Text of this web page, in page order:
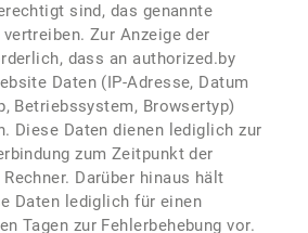
sind, das genannte
Zur Anzeige der
dass an authorized.by
Daten (IP-Adresse, Datum
Betriebssystem, Browsertyp)
Diese Daten dienen lediglich zur
zum Zeitpunkt der
Darüber hinaus hält
Daten lediglich für einen
Tagen zur Fehlerbehebung vor.